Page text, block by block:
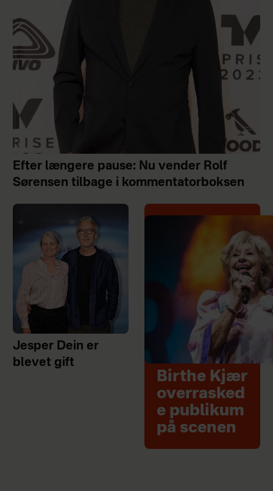
Efter længere pause: Nu vender Rolf
Sørensen tilbage i kommentatorboksen
Jesper Dein er
blevet gift
Birthe Kjær
overrasked
e publikum
på scenen